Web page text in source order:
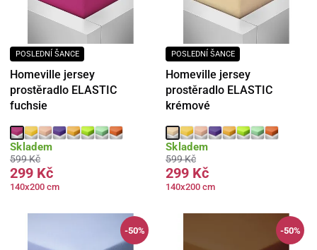
POSLEDNÍ ŠANCE
Homeville jersey
prostěradlo ELASTIC
fuchsie
Skladem
599 Kč
299 Kč
140x200 cm
POSLEDNÍ ŠANCE
Homeville jersey
prostěradlo ELASTIC
krémové
Skladem
599 Kč
299 Kč
140x200 cm
-50% -50%